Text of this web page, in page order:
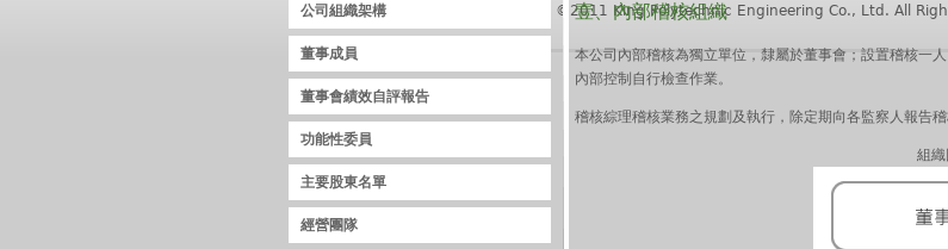
壹、內部稽核組織
本公司內部稽核為獨立單位，隸屬於董事會；設置稽核一
內部控制自行檢查作業。
稽核綜理稽核業務之規劃及執行，除定期向各監察人報告
組織
公司組織架構
董事成員
董事會績效自評報告
功能性委員
主要股東名單
經營團隊
擎邦國際科技工程股份有限公司版權所有 ©2011 King Polytechnic Engineering Co., Ltd. All